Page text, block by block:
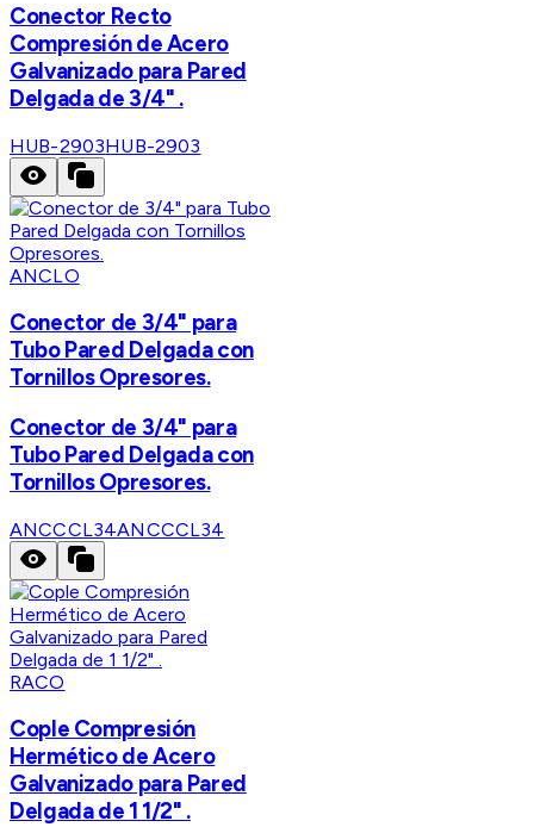
Conector Recto
Compresión de Acero
Galvanizado para Pared
Delgada de 3/4" .
HUB-2903HUB-2903
ANCLO
Conector de 3/4" para
Tubo Pared Delgada con
Tornillos Opresores.
Conector de 3/4" para
Tubo Pared Delgada con
Tornillos Opresores.
ANCCCL34ANCCCL34
RACO
Cople Compresión
Hermético de Acero
Galvanizado para Pared
Delgada de 1 1/2" .